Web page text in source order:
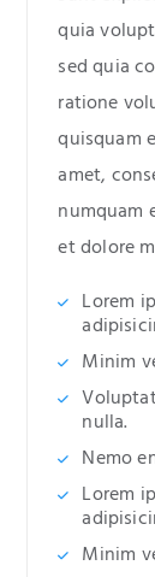
quia
sed quia
ratione
quisquam
amet,
numquam
et dolore
Lorem
Minim
nulla.
Nemo
Lorem
Minim